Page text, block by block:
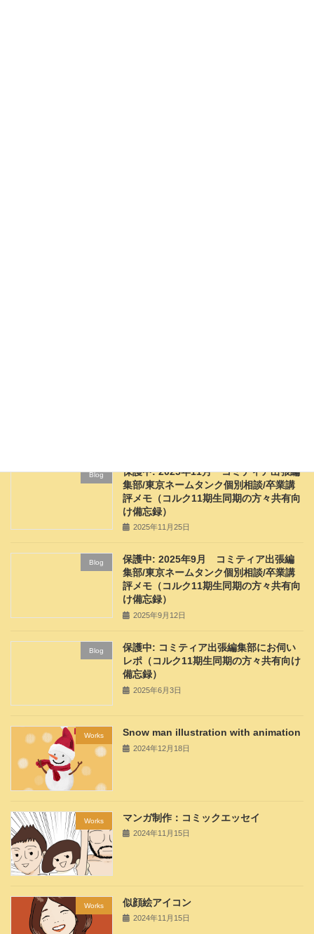
Blog
保護中: 2025年11月 コミティア出張編
集部/東京ネームタンク個別相談/卒業講
評メモ（コルク11期生同期の方々共有向
け備忘録）
2025年11月25日
Blog
保護中: 2025年9月 コミティア出張編
集部/東京ネームタンク個別相談/卒業講
評メモ（コルク11期生同期の方々共有向
け備忘録）
2025年9月12日
Blog
保護中: コミティア出張編集部にお伺い
レポ（コルク11期生同期の方々共有向け
備忘録）
2025年6月3日
Works Snow man illustration with animation
2024年12月18日
Works マンガ制作：コミックエッセイ
2024年11月15日
Works 似顔絵アイコン
2024年11月15日